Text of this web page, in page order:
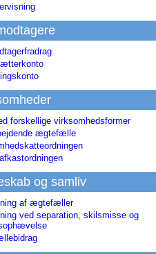
forskellige virksomhedsformer
ægtefælle
og samliv
af ægtefæller
ved separation, skilsmisse og